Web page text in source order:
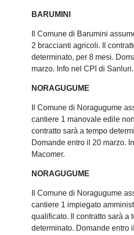
BARUMINI
Il Comune di Barumini
2 braccianti agricoli. Il
determinato, per 8 mesi.
marzo. Info nel CPI di Sanluri.
NORAGUGUME
Il Comune di Noragugume
cantiere 1 manovale edile
contratto sarà a tempo
Domande entro il 20 marzo.
Macomer.
NORAGUGUME
Il Comune di Noragugume
cantiere 1 impiegato
qualificato. Il contratto sarà a
determinato. Domande entro